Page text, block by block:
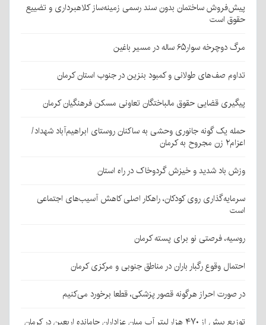
پیش‌فروش ساختمان بدون سند رسمی زمینه‌ساز کلاهبرداری و تضییع
حقوق است
مرگ دوچرخه سوار۶۵ ساله در مسیر باغین
تداوم صف‌های طولانی و کمبود بنزین در جنوب استان کرمان
پیگیری قضایی حقوق مالباختگان تعاونی مسکن فرهنگیان کرمان
حمله یک گونه جانوری وحشی به ساکنان روستای ابراهیم‌آباد شهداد/
اعزام۲ زن مجروح به کرمان
وزش باد شدید و خیزش گردوخاک در راه استان
سرمایه‌گذاری روی کودکان، راهکار اصلی کاهش آسیب‌های اجتماعی
است
روسیه، فرصتی نو برای پسته کرمان
احتمال وقوع رگبار باران در مناطق جنوبی و مرکزی کرمان
در صورت احراز هرگونه قصور پزشکی، قطعا برخورد می‌کنیم
توزیع بیش از ۴۷۰ هزار لیتر آب میان عزاداران جامانده اربعین در کرمان